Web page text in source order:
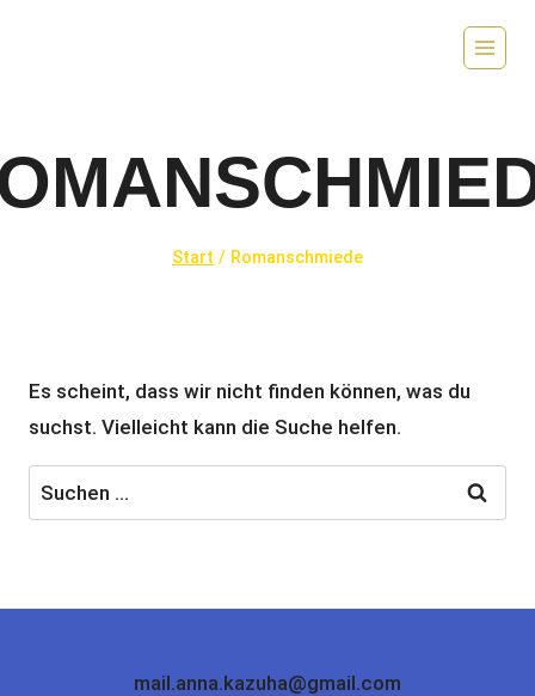
Start / Romanschmiede
Es scheint, dass wir nicht finden können, was du
suchst. Vielleicht kann die Suche helfen.
Suchen
nach:
mail.anna.kazuha@gmail.com